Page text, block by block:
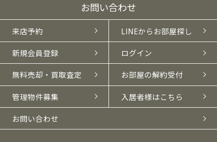
お問い合わせ
来店予約 LINEからお部屋探し
新規会員登録 ログイン
無料売却・買取査定 お部屋の解約受付
管理物件募集 入居者様はこちら
お問い合わせ